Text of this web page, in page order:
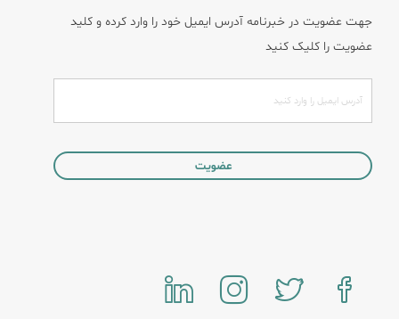
جهت عضویت در خبرنامه آدرس ایمیل خود را وارد کرده و کلید
عضویت را کلیک کنید